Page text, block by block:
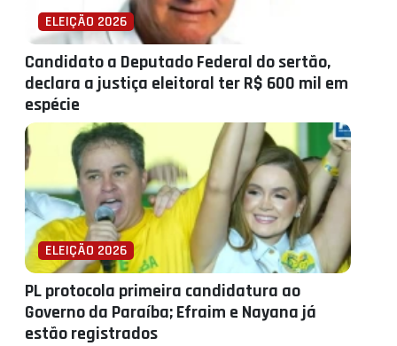
ELEIÇÃO 2026
Candidato a Deputado Federal do sertão,
declara a justiça eleitoral ter R$ 600 mil em
espécie
ELEIÇÃO 2026
PL protocola primeira candidatura ao
Governo da Paraíba; Efraim e Nayana já
estão registrados